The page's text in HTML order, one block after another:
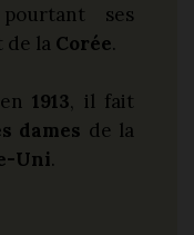
ses
la Corée.
en1913, il fait
dames de la
Uni.